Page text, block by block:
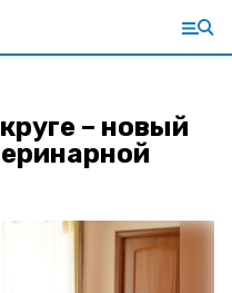
– новый